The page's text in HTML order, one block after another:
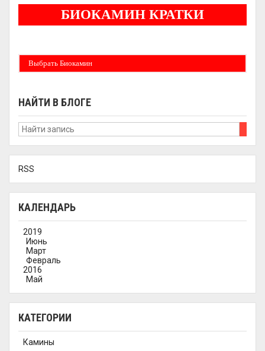
БИОКАМИН КРАТКИ
Выбрать Биокамин
НАЙТИ В БЛОГЕ
RSS
КАЛЕНДАРЬ
2019
Июнь
Март
Февраль
2016
Май
КАТЕГОРИИ
Камины